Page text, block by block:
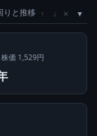
りと推移 ↑ ↓ ×
価 1,529円